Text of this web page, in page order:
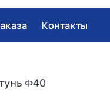
Контакты
Φ40